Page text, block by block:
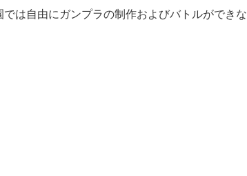
は自由にガンプラの制作およびバトルができな